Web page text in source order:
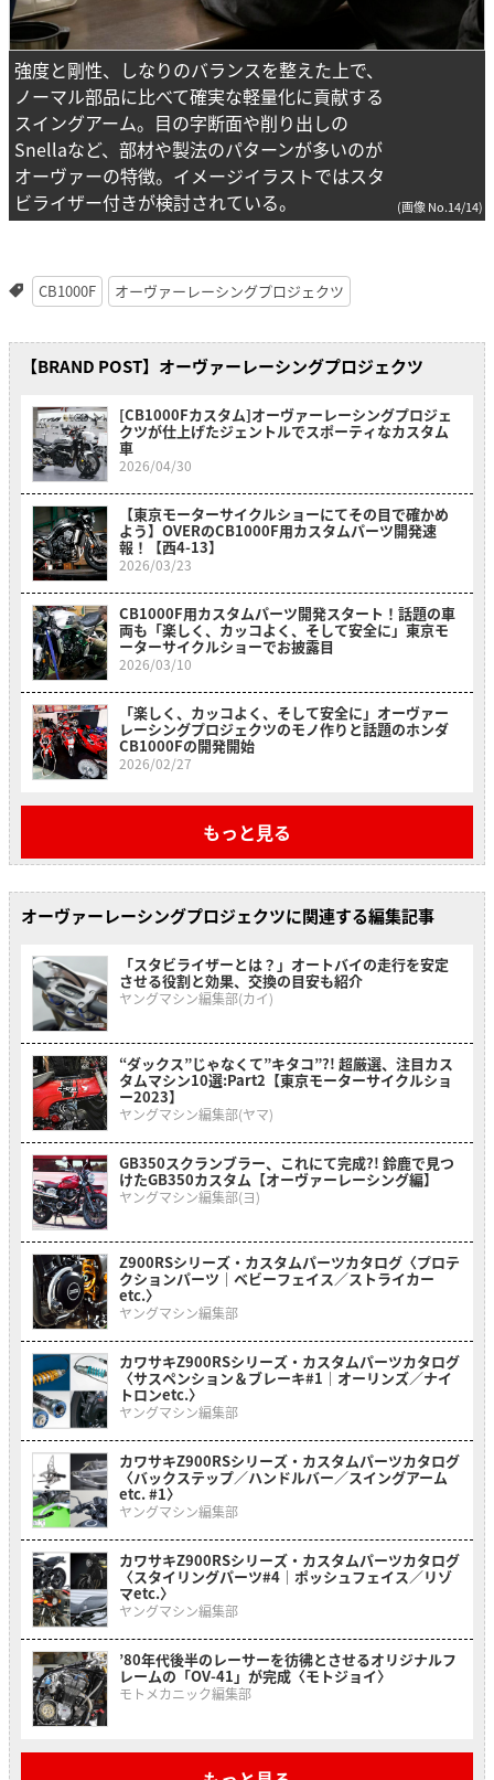
強度と剛性、しなりのバランスを整えた上で、
ノーマル部品に比べて確実な軽量化に貢献する
スイングアーム。目の字断面や削り出しの
Snellaなど、部材や製法のパターンが多いのが
オーヴァーの特徴。イメージイラストではスタ
ビライザー付きが検討されている。
(画像 No.14/14)
CB1000F オーヴァーレーシングプロジェクツ
【BRAND POST】オーヴァーレーシングプロジェクツ
[CB1000Fカスタム]オーヴァーレーシングプロジェ
クツが仕上げたジェントルでスポーティなカスタム
車
2026/04/30
【東京モーターサイクルショーにてその目で確かめ
よう】OVERのCB1000F用カスタムパーツ開発速
報！【西4-13】
2026/03/23
CB1000F用カスタムパーツ開発スタート！話題の車
両も「楽しく、カッコよく、そして安全に」東京モ
ーターサイクルショーでお披露目
2026/03/10
「楽しく、カッコよく、そして安全に」オーヴァー
レーシングプロジェクツのモノ作りと話題のホンダ
CB1000Fの開発開始
2026/02/27
もっと見る
オーヴァーレーシングプロジェクツに関連する編集記事
「スタビライザーとは？」オートバイの走行を安定
させる役割と効果、交換の目安も紹介
ヤングマシン編集部(カイ)
“ダックス”じゃなくて”キタコ”?! 超厳選、注目カス
タムマシン10選:Part2【東京モーターサイクルショ
ー2023】
ヤングマシン編集部(ヤマ)
GB350スクランブラー、これにて完成?! 鈴鹿で見つ
けたGB350カスタム【オーヴァーレーシング編】
ヤングマシン編集部(ヨ)
Z900RSシリーズ・カスタムパーツカタログ〈プロテ
クションパーツ｜ベビーフェイス／ストライカー
etc.〉
ヤングマシン編集部
カワサキZ900RSシリーズ・カスタムパーツカタログ
〈サスペンション＆ブレーキ#1｜オーリンズ／ナイ
トロンetc.〉
ヤングマシン編集部
カワサキZ900RSシリーズ・カスタムパーツカタログ
〈バックステップ／ハンドルバー／スイングアーム
etc. #1〉
ヤングマシン編集部
カワサキZ900RSシリーズ・カスタムパーツカタログ
〈スタイリングパーツ#4｜ポッシュフェイス／リゾ
マetc.〉
ヤングマシン編集部
’80年代後半のレーサーを彷彿とさせるオリジナルフ
レームの「OV-41」が完成〈モトジョイ〉
モトメカニック編集部